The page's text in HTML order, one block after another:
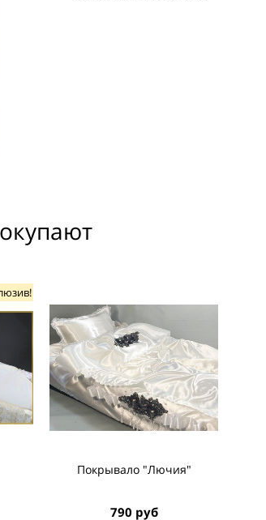
Покрывало "Лючия"
790 руб